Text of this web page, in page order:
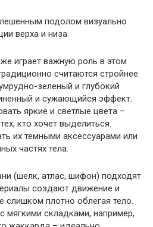
подолом визуально
верха и низа.
играет важную роль в этом
считаются стройнее.
зеленый и глубокий
и сужающийся эффект.
яркие и светлые цвета –
кто хочет выделиться.
их темными аксессуарами или
частях тела.
(шелк, атлас, шифон) подходят
создают движение и
слишком плотно облегая тело.
мягкими складками, например,